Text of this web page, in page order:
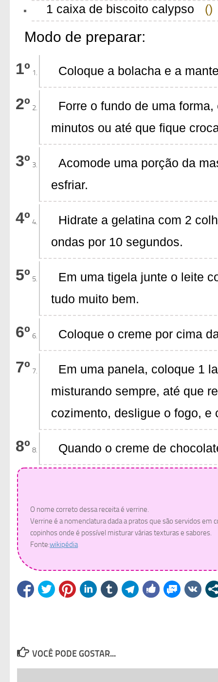
1 caixa de biscoito calypso
()
Modo de preparar:
Coloque a bolacha e a
Forre o fundo de uma
minutos ou até que fique
Acomode uma porção da
esfriar.
Hidrate a gelatina com 2
ondas por 10 segundos.
Em uma tigela junte o leite
tudo muito bem.
Coloque o creme por cima
Em uma panela, coloque 1
misturando sempre, até que
cozimento, desligue o fogo, e
Quando o creme de
O nome correto dessa receita é verrine.
Verrine é a nomenclatura dada a pratos que são servidos
copinhos onde é possível misturar várias texturas e sabores.
Fonte:wikipédia
VOCÊ PODE GOSTAR...